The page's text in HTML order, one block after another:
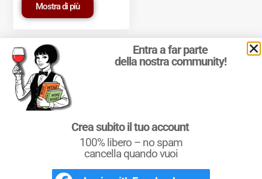
Mostra di più
Marchio Reg. | P.IVA 03921390245
Condizioni d'uso|Privacy Policy|Cookie Policy
cookie
Entra a far parte
della nostra community!
Crea subito il tuo account
100% libero – no spam
cancella quando vuoi